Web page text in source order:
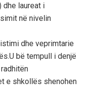
dhe laureat i
në nivelin
dhe veprimtarie
bë tempull i denjë
e shkollës shenohen